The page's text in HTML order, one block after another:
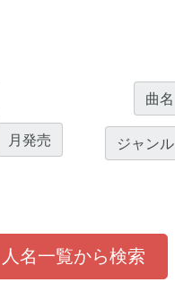
曲名
月発売 ジャンル
人名一覧から検索